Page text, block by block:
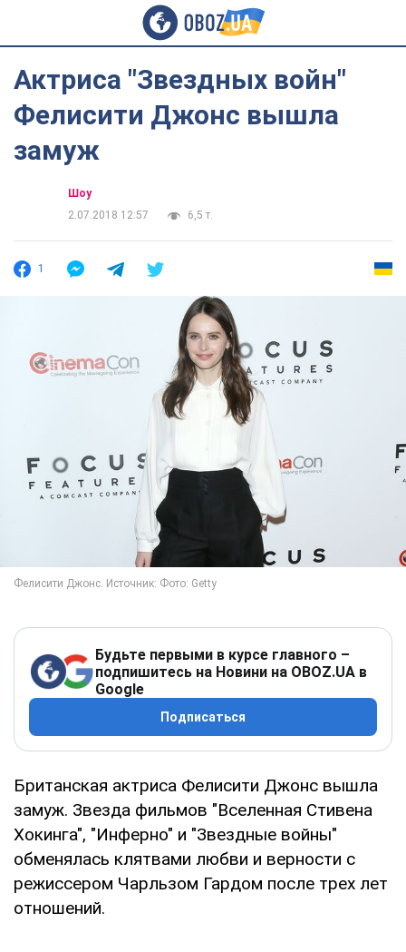
Актриса "Звездных войн"
Фелисити Джонс вышла
замуж
Шоу
2.07.2018 12:57
6,5 т.
1
Будьте первыми в курсе главного –
подпишитесь на Новини на OBOZ.UA в
Google
Подписаться
Британская актриса Фелисити Джонс вышла
замуж. Звезда фильмов "Вселенная Стивена
Хокинга", "Инферно" и "Звездные войны"
обменялась клятвами любви и верности с
режиссером Чарльзом Гардом после трех лет
отношений.